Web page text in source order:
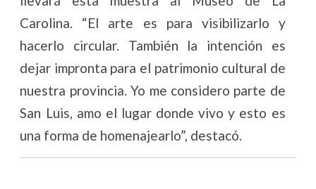
Carolina. “El arte es para visibilizarlo y
hacerlo circular. También la intención es
dejar impronta para el patrimonio cultural de
nuestra provincia. Yo me considero parte de
San Luis, amo el lugar donde vivo y esto es
una forma de homenajearlo”, destacó.